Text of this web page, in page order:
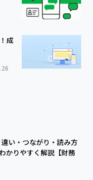
い・つながり・読み方
かりやすく解説【財務
成